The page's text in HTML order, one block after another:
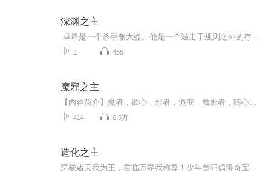
深渊之主
2 465
魔邪之主
414 6.5万
造化之主